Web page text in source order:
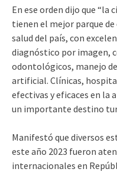
En ese orden dijo que “la
tienen el mejor parque
salud del país, con
diagnóstico por imagen,
odontológicos, manejo
artificial. Clínicas,
efectivas y eficaces en la
un importante destino
Manifestó que diversos
este año 2023 fueron
internacionales en